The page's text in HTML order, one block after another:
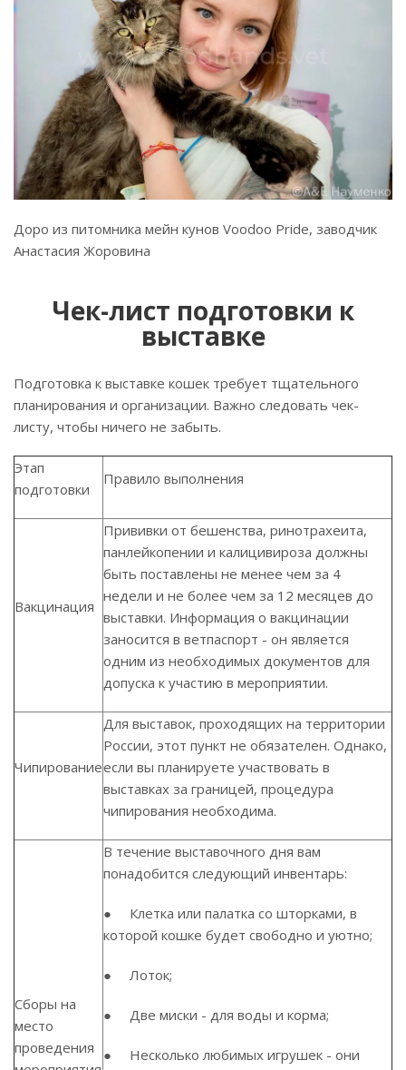
Доро из питомника мейн кунов Voodoo Pride, заводчик
Анастасия Жоровина
Чек-лист подготовки к
выставке
Подготовка к выставке кошек требует тщательного
планирования и организации. Важно следовать чек-
листу, чтобы ничего не забыть.
Этап
подготовки
Правило выполнения
Вакцинация
Прививки от бешенства, ринотрахеита,
панлейкопении и калицивироза должны
быть поставлены не менее чем за 4
недели и не более чем за 12 месяцев до
выставки. Информация о вакцинации
заносится в ветпаспорт - он является
одним из необходимых документов для
допуска к участию в мероприятии.
Чипирование
Для выставок, проходящих на территории
России, этот пункт не обязателен. Однако,
если вы планируете участвовать в
выставках за границей, процедура
чипирования необходима.
Сборы на
место
проведения
В течение выставочного дня вам
понадобится следующий инвентарь:
● Клетка или палатка со шторками, в
которой кошке будет свободно и уютно;
● Лоток;
● Две миски - для воды и корма;
● Несколько любимых игрушек - они